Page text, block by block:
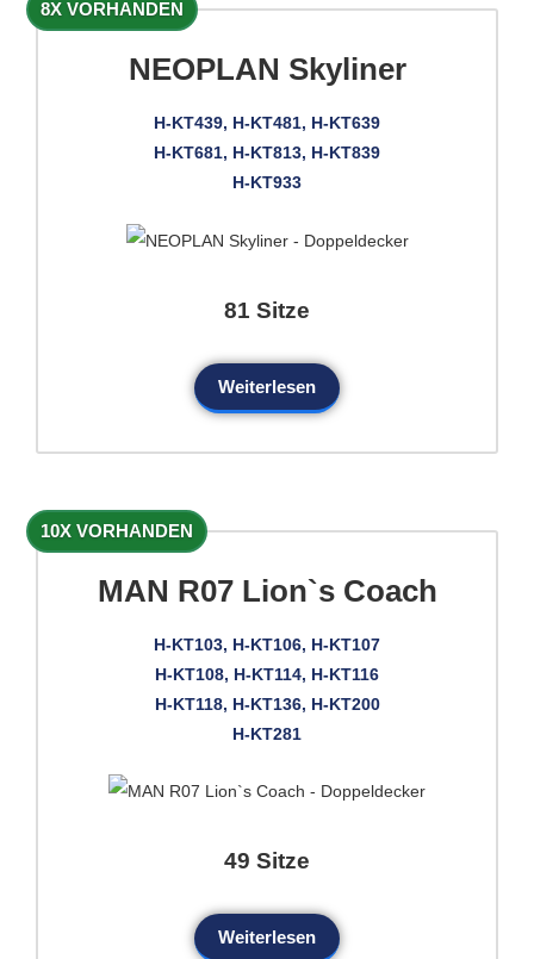
8X VORHANDEN
NEOPLAN Skyliner
H-KT439, H-KT481, H-KT639
H-KT681, H-KT813, H-KT839
H-KT933
81 Sitze
Weiterlesen
10X VORHANDEN
MAN R07 Lion`s Coach
H-KT103, H-KT106, H-KT107
H-KT108, H-KT114, H-KT116
H-KT118, H-KT136, H-KT200
H-KT281
49 Sitze
Weiterlesen